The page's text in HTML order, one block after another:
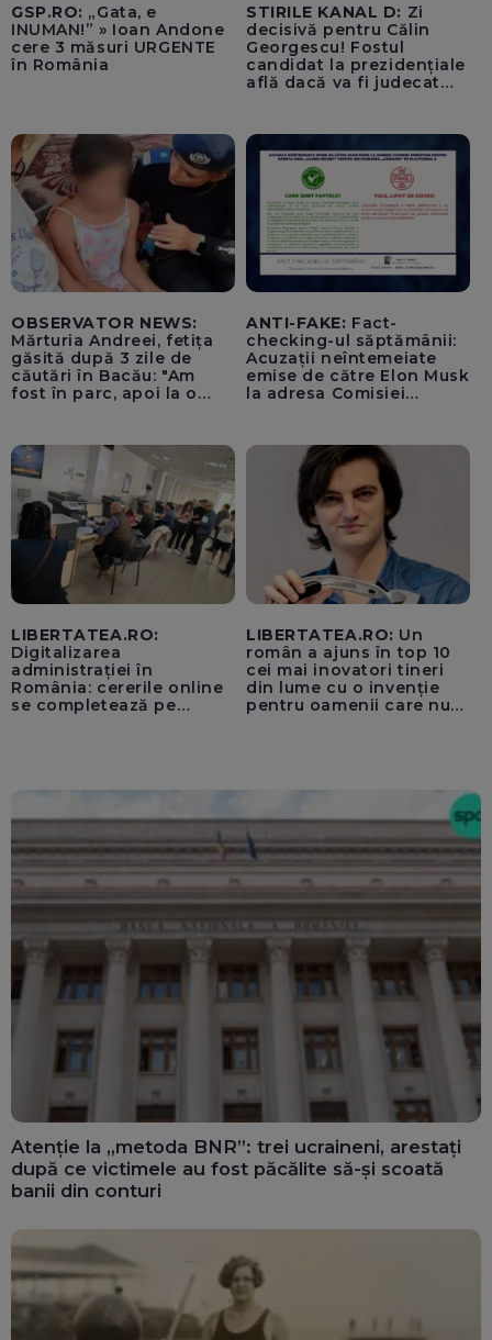
GSP.RO: „Gata, e
INUMAN!” » Ioan Andone
cere 3 măsuri URGENTE
în România
STIRILE KANAL D: Zi
decisivă pentru Călin
Georgescu! Fostul
candidat la prezidențiale
află dacă va fi judecat
OBSERVATOR NEWS:
Mărturia Andreei, fetița
găsită după 3 zile de
căutări în Bacău: "Am
fost în parc, apoi la o
ANTI-FAKE: Fact-
checking-ul săptămânii:
Acuzații neîntemeiate
emise de către Elon Musk
la adresa Comisiei
pentru instaurarea
„cenzurii” pe platforma X
LIBERTATEA.RO:
Digitalizarea
administrației în
România: cererile online
se completează pe
LIBERTATEA.RO: Un
român a ajuns în top 10
cei mai inovatori tineri
din lume cu o invenție
pentru oamenii care nu
Atenție la „metoda BNR”: trei ucraineni, arestați
după ce victimele au fost păcălite să-și scoată
banii din conturi